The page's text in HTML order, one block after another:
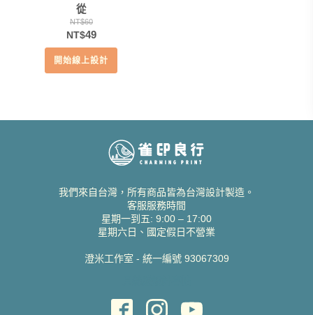
從
NT$60
原
始
價
格：
NT$49目
前
價
格：
開始線上設計
我們來自台灣，所有商品皆為台灣設計製造。
客服服務時間
星期一到五: 9:00 – 17:00
星期六日、國定假日不營業
澄米工作室 - 統一編號 93067309